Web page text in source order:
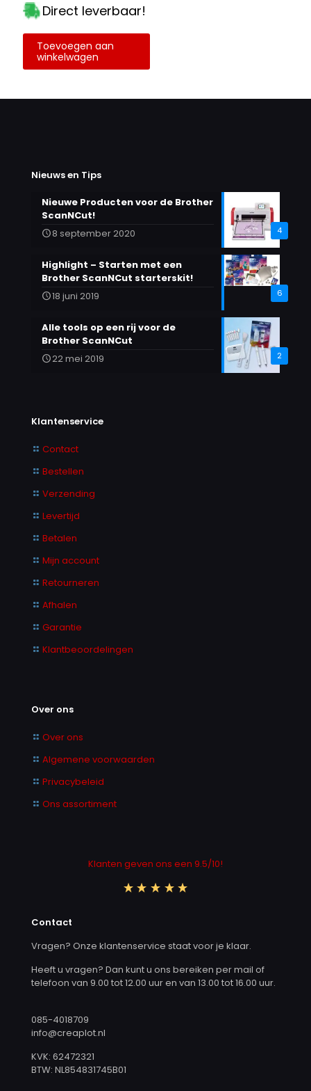
Direct leverbaar!
Toevoegen aan
winkelwagen
Nieuws en Tips
4
Nieuwe Producten voor de Brother
ScanNCut!
8 september 2020
6
Highlight – Starten met een
Brother ScanNCut starterskit!
18 juni 2019
2
Alle tools op een rij voor de
Brother ScanNCut
22 mei 2019
Klantenservice
Contact
Bestellen
Verzending
Levertijd
Betalen
Mijn account
Retourneren
Afhalen
Garantie
Klantbeoordelingen
Over ons
Over ons
Algemene voorwaarden
Privacybeleid
Ons assortiment
Klanten geven ons een 9.5/10!
Contact
Vragen? Onze klantenservice staat voor je klaar.
Heeft u vragen? Dan kunt u ons bereiken per mail of
telefoon van 9.00 tot 12.00 uur en van 13.00 tot 16.00 uur.
085-4018709
info@creaplot.nl
KVK: 62472321
BTW: NL854831745B01